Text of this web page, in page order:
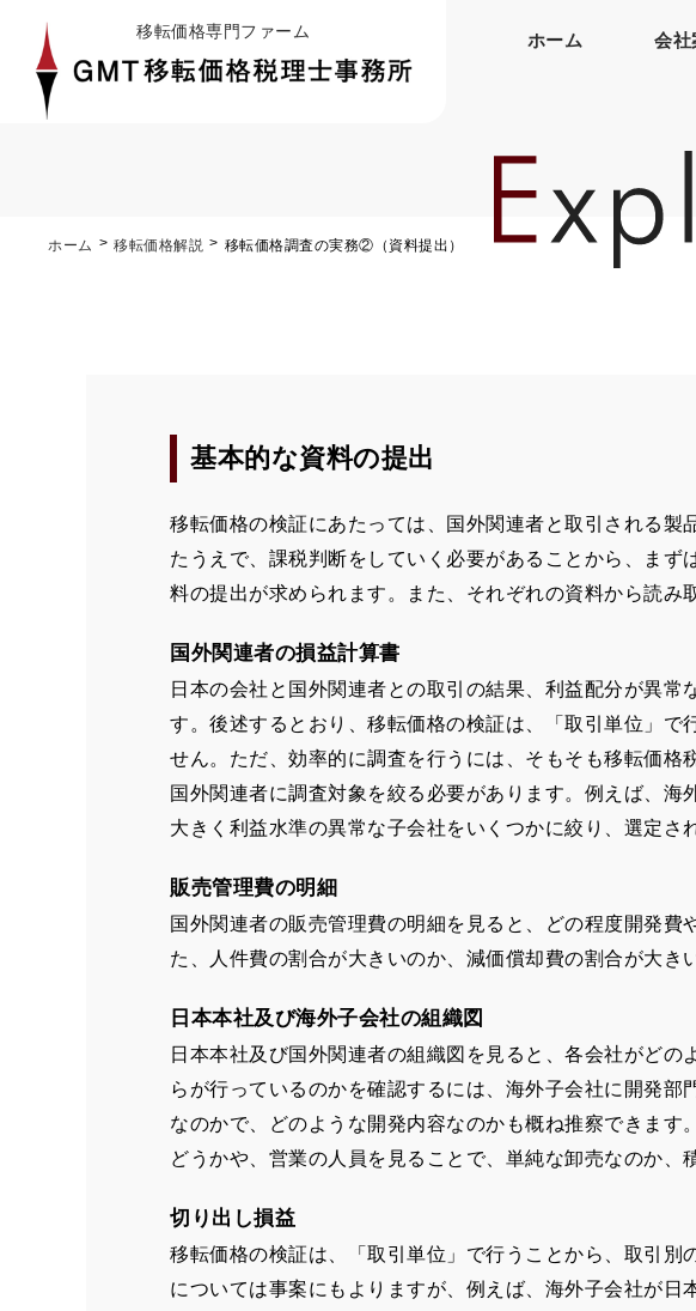
移転価格専門ファーム ホーム 会社
ホーム 移転価格解説 移転価格調査の実務②（資料提出）
基本的な資料の提出
移転価格の検証にあたっては、国外関連者と取引される
たうえで、課税判断をしていく必要があることから、ま
料の提出が求められます。また、それぞれの資料から読み
国外関連者の損益計算書
日本の会社と国外関連者との取引の結果、利益配分が異
す。後述するとおり、移転価格の検証は、「取引単位」
せん。ただ、効率的に調査を行うには、そもそも移転価
国外関連者に調査対象を絞る必要があります。例えば、
大きく利益水準の異常な子会社をいくつかに絞り、選定さ
販売管理費の明細
国外関連者の販売管理費の明細を見ると、どの程度開発
た、人件費の割合が大きいのか、減価償却費の割合が大き
日本本社及び海外子会社の組織図
日本本社及び国外関連者の組織図を見ると、各会社がど
らが行っているのかを確認するには、海外子会社に開発
なのかで、どのような開発内容なのかも概ね推察できま
どうかや、営業の人員を見ることで、単純な卸売なのか、
切り出し損益
移転価格の検証は、「取引単位」で行うことから、取引
については事案にもよりますが、例えば、海外子会社が